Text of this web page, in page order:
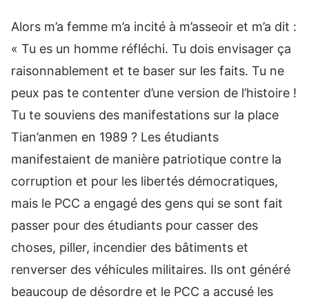
Alors m’a femme m’a incité à m’asseoir et m’a dit :
« Tu es un homme réfléchi. Tu dois envisager ça
raisonnablement et te baser sur les faits. Tu ne
peux pas te contenter d’une version de l’histoire !
Tu te souviens des manifestations sur la place
Tian’anmen en 1989 ? Les étudiants
manifestaient de manière patriotique contre la
corruption et pour les libertés démocratiques,
mais le PCC a engagé des gens qui se sont fait
passer pour des étudiants pour casser des
choses, piller, incendier des bâtiments et
renverser des véhicules militaires. Ils ont généré
beaucoup de désordre et le PCC a accusé les